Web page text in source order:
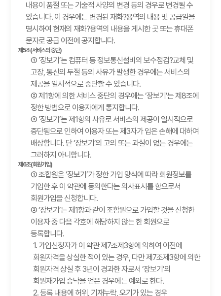
내용이 품절 또는 기술적 사양의 변경 등의 경우로 변경될 수
있습니다. 이 경우에는 변경된 재화?용역의 내용 및 공급일을
명시하여 현재의 재화?용역의 내용을 게시한 곳 또는 휴대폰
문자로 공급 이전에 공지합니다.
제5조(서비스의 중단)
① ‘장보기’는 컴퓨터 등 정보통신설비의 보수점검?교체 및
고장, 통신의 두절 등의 사유가 발생한 경우에는 서비스의
제공을 일시적으로 중단할 수 있습니다.
② 제1항에 의한 서비스 중단의 경우에는 ‘장보기’는 제8조에
정한 방법으로 이용자에게 통지합니다.
③ ‘장보기’는 제1항의 사유로 서비스의 제공이 일시적으로
중단됨으로 인하여 이용자 또는 제3자가 입은 손해에 대하여
배상합니다. 단 ‘장보기’의 고의 또는 과실이 없는 경우에는
그러하지 아니합니다.
제6조(회원가입)
① 조합원은 ‘장보기’가 정한 가입 양식에 따라 회원정보를
기입한 후 이 약관에 동의한다는 의사표시를 함으로서
회원가입을 신청합니다.
② ‘장보기’는 제1항과 같이 조합원으로 가입할 것을 신청한
이용자 중 다음 각호에 해당하지 않는 한 회원으로
등록합니다.
1. 가입신청자가 이 약관 제7조제3항에 의하여 이전에
회원자격을 상실한 적이 있는 경우, 다만 제7조제3항에 의한
회원자격 상실 후 3년이 경과한 자로서 ‘장보기’의
회원재가입 승낙을 얻은 경우에는 예외로 한다.
2. 등록 내용에 허위, 기재누락, 오기가 있는 경우